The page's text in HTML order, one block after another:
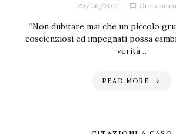
26/06/2017 One
“Non dubitare mai che un piccolo
coscienziosi ed impegnati possa
verità…
READ MORE